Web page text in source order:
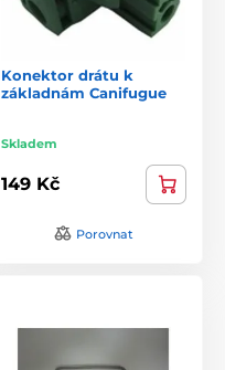
Konektor drátu k
základnám Canifugue
Skladem
149 Kč
Porovnat